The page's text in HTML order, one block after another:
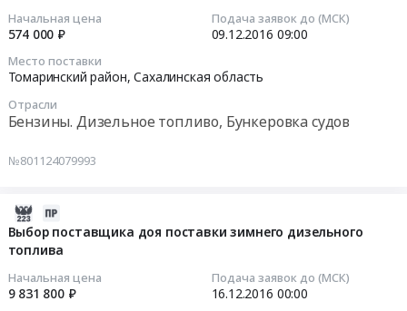
Начальная цена
574 000 ₽
Подача заявок до (МСК)
09.12.2016 09:00
Место поставки
Томаринский район,Сахалинская область
Отрасли
Бензины. Дизельное топливо, Бункеровка судов
№801124079993
Выбор поставщика доя поставки зимнего дизельного
топлива
Начальная цена
9 831 800 ₽
Подача заявок до (МСК)
16.12.2016 00:00